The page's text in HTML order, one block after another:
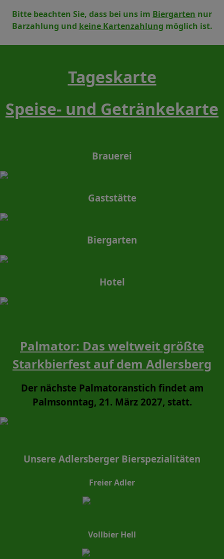
Bitte beachten Sie, dass bei uns im Biergarten nur
Barzahlung und keine Kartenzahlung möglich ist.
Tageskarte
Speise- und Getränkekarte
Brauerei
Gaststätte
Biergarten
Hotel
Palmator: Das weltweit größte
Starkbierfest auf dem Adlersberg
Der nächste Palmatoranstich findet am
Palmsonntag, 21. März 2027, statt.
Unsere Adlersberger Bierspezialitäten
Freier Adler
Vollbier Hell